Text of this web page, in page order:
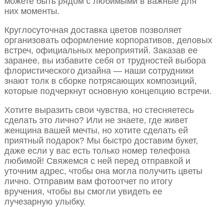
них моменты.
Круглосуточная доставка цветов позволяет
организовать оформление корпоративов, деловых
встреч, официальных мероприятий. Заказав ее
заранее, вы избавите себя от трудностей выбора
флористического дизайна — наши сотрудники
знают толк в сборке потрясающих композиций,
которые подчеркнут основную концепцию встречи.
Хотите выразить свои чувства, но стесняетесь
сделать это лично? Или не знаете, где живет
женщина вашей мечты, но хотите сделать ей
приятный подарок? Мы быстро доставим букет,
даже если у вас есть только номер телефона
любимой! Свяжемся с ней перед отправкой и
уточним адрес, чтобы она могла получить цветы
лично. Отправим вам фотоотчет по итогу
вручения, чтобы вы смогли увидеть ее
лучезарную улыбку.